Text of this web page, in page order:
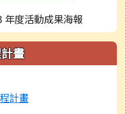
畫
計畫